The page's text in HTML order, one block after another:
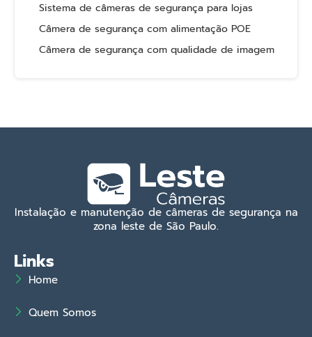
Sistema de câmeras de segurança para lojas
Câmera de segurança com alimentação POE
Câmera de segurança com qualidade de imagem
Instalação e manutenção de câmeras de segurança na
zona leste de São Paulo.
Links
Home
Quem Somos